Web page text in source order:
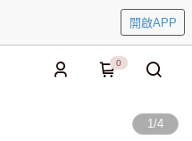
開啟APP
0
1/4